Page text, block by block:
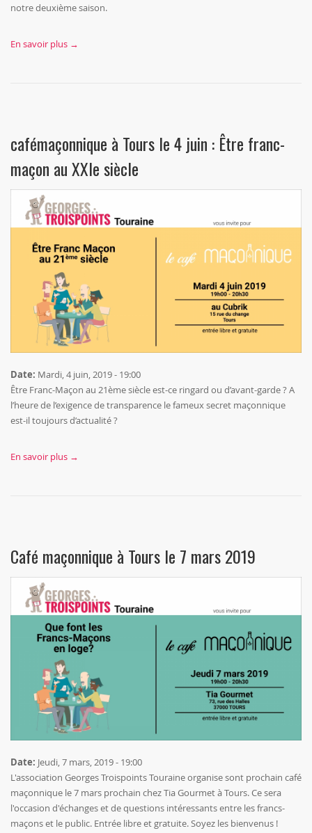
notre deuxième saison.
En savoir plus →
cafémaçonnique à Tours le 4 juin : Être franc-
maçon au XXIe siècle
Date: Mardi, 4 juin, 2019 - 19:00
Être Franc-Maçon au 21ème siècle est-ce ringard ou d’avant-garde ? A
l’heure de l’exigence de transparence le fameux secret maçonnique
est-il toujours d’actualité ?
En savoir plus →
Café maçonnique à Tours le 7 mars 2019
Date: Jeudi, 7 mars, 2019 - 19:00
L'association Georges Troispoints Touraine organise sont prochain café
maçonnique le 7 mars prochain chez Tia Gourmet à Tours. Ce sera
l'occasion d'échanges et de questions intéressants entre les francs-
maçons et le public. Entrée libre et gratuite. Soyez les bienvenus !